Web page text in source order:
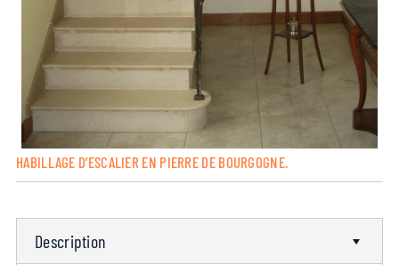
HABILLAGE D’ESCALIER EN PIERRE DE BOURGOGNE.
Description